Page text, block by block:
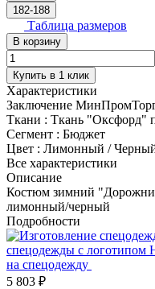
182-188
Таблица размеров
В корзину
Купить в 1 клик
Характеристики
Заключение
Ткани : Ткань "Оксфорд"
Сегмент : Бюджет
Цвет : Лимонный /
Все характеристики
Описание
Костюм зимний
лимонный/черный
Подробности
спецодежды с логотипом
на спецодежду
5 803 ₽